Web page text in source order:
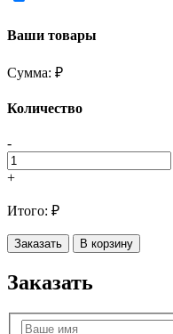
Ваши товары
Сумма: ₽
Количество
-
+
Итого: ₽
Заказать В корзину
Заказать